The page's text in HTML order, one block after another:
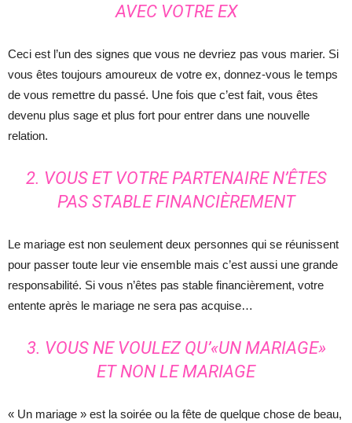
AVEC VOTRE EX
Ceci est l’un des signes que vous ne devriez pas vous marier. Si
vous êtes toujours amoureux de votre ex, donnez-vous le temps
de vous remettre du passé. Une fois que c’est fait, vous êtes
devenu plus sage et plus fort pour entrer dans une nouvelle
relation.
2. VOUS ET VOTRE PARTENAIRE N’ÊTES
PAS STABLE FINANCIÈREMENT
Le mariage est non seulement deux personnes qui se réunissent
pour passer toute leur vie ensemble mais c’est aussi une grande
responsabilité. Si vous n’êtes pas stable financièrement, votre
entente après le mariage ne sera pas acquise…
3. VOUS NE VOULEZ QU’«UN MARIAGE»
ET NON LE MARIAGE
« Un mariage » est la soirée ou la fête de quelque chose de beau,